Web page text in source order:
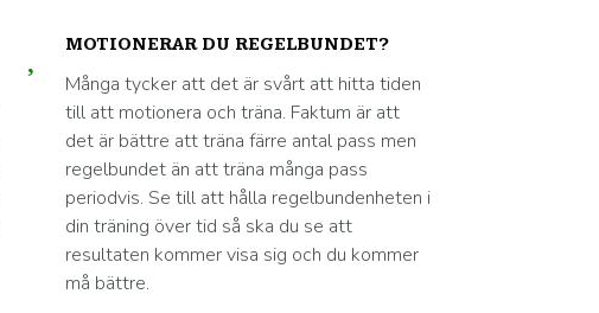
MOTIONERAR DU REGELBUNDET?
Många tycker att det är svårt att hitta tiden
till att motionera och träna. Faktum är att
det är bättre att träna färre antal pass men
regelbundet än att träna många pass
periodvis. Se till att hålla regelbundenheten i
din träning över tid så ska du se att
resultaten kommer visa sig och du kommer
må bättre.